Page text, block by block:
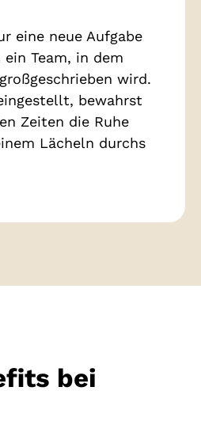
eine neue Aufgabe
Team, in dem
wird.
bewahrst
Zeiten die Ruhe
Lächeln durchs
bei